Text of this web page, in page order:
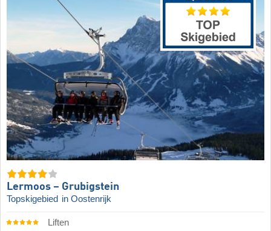
Lermoos – Grubigstein
Topskigebied in Oostenrijk
Liften